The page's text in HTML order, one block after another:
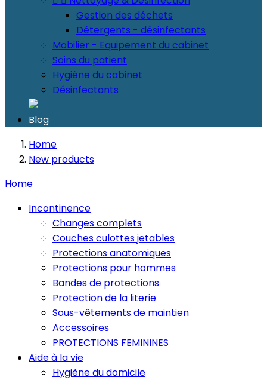
Gestion des déchets
Détergents - désinfectants
Mobilier - Equipement du cabinet
Soins du patient
Hygiène du cabinet
Désinfectants
Blog
Home
New products
Home
Incontinence
Changes complets
Couches culottes jetables
Protections anatomiques
Protections pour hommes
Bandes de protections
Protection de la literie
Sous-vêtements de maintien
Accessoires
PROTECTIONS FEMININES
Aide à la vie
Hygiène du domicile